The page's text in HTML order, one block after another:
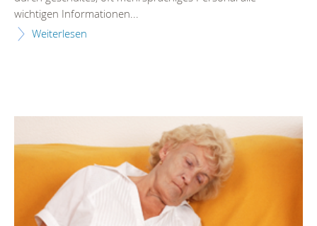
wichtigen Informationen...
Weiterlesen